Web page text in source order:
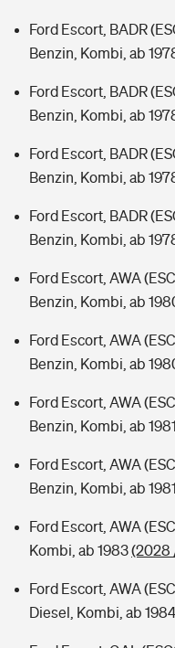
Ford Escort, BADR
Benzin, Kombi, ab
Ford Escort, BADR
Benzin, Kombi, ab
Ford Escort, BADR
Benzin, Kombi, ab
Ford Escort, BADR
Benzin, Kombi, ab
Ford Escort, AWA
Benzin, Kombi, ab
Ford Escort, AWA
Benzin, Kombi, ab
Ford Escort, AWA
Benzin, Kombi, ab 1981
Ford Escort, AWA
Benzin, Kombi, ab 1981
Ford Escort, AWA
Kombi, ab 1983(2028
Ford Escort, AWA
Diesel, Kombi, ab